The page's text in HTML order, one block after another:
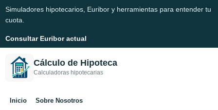
Simuladores hipotecarios, Euribor y herramientas para entender tu
cuota.
Consultar Euribor actual
Cálculo de Hipoteca
Calculadoras hipotecarias
Inicio Sobre Nosotros